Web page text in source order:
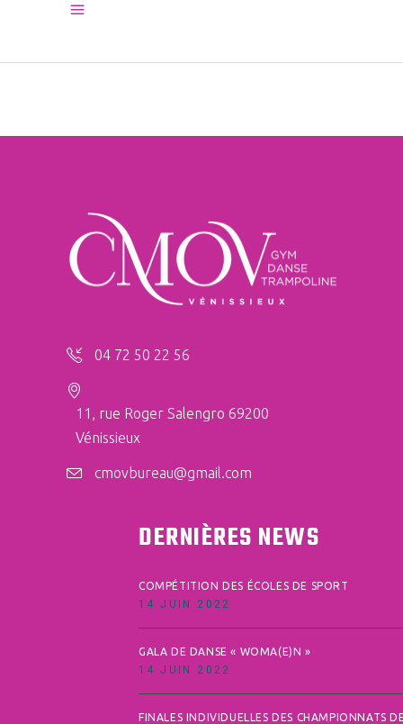
04 72 50 22 56
11, rue Roger Salengro 69200
Vénissieux
cmovbureau@gmail.com
DERNIÈRES NEWS
COMPÉTITION DES ÉCOLES DE SPORT
14 JUIN 2022
GALA DE DANSE « WOMA(E)N »
14 JUIN 2022
FINALES INDIVIDUELLES DES CHAMPIONNATS